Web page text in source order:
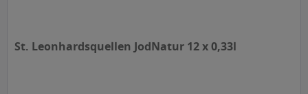
St. Leonhardsquellen JodNatur 12 x 0,33l